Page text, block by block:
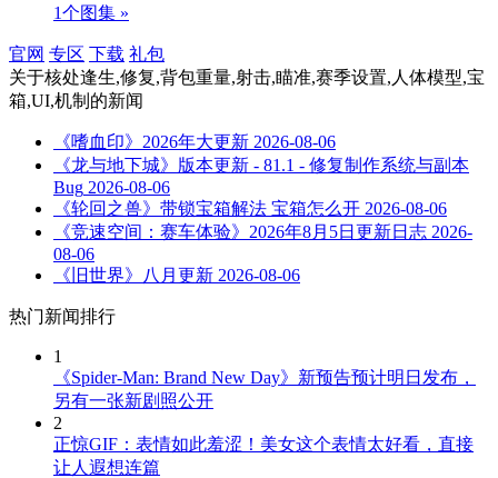
1个图集 »
官网 专区 下载 礼包
关于核处逢生,修复,背包重量,射击,瞄准,赛季设置,人体模型,宝
箱,UI,机制 的新闻
《嗜血印》2026年大更新 2026-08-06
《龙与地下城》版本更新 - 81.1 - 修复制作系统与副本
Bug 2026-08-06
《轮回之兽》带锁宝箱解法 宝箱怎么开 2026-08-06
《竞速空间：赛车体验》2026年8月5日更新日志 2026-
08-06
《旧世界》八月更新 2026-08-06
热门新闻排行
1
《Spider-Man: Brand New Day》新预告预计明日发布，
另有一张新剧照公开
2
正惊GIF：表情如此羞涩！美女这个表情太好看，直接
让人遐想连篇